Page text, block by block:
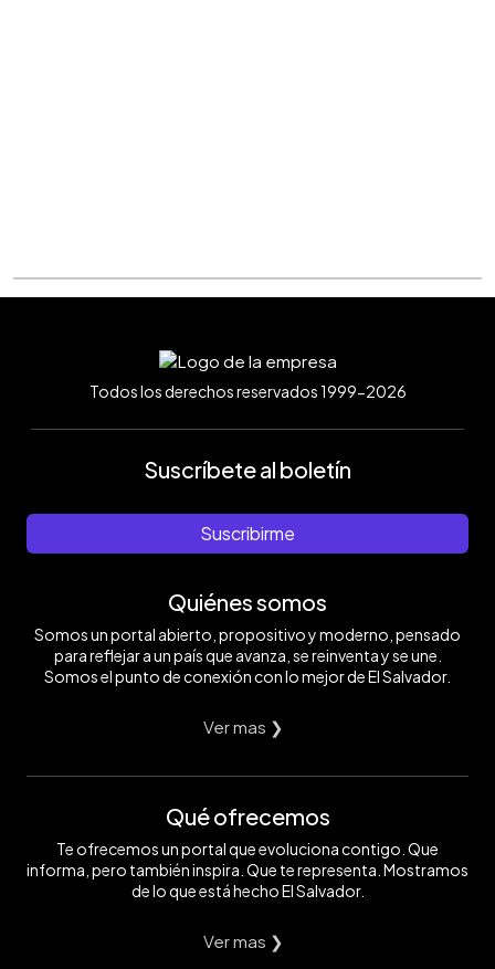
Todos los derechos reservados 1999-2026
Suscríbete al boletín
Suscribirme
Quiénes somos
Somos un portal abierto, propositivo y moderno, pensado
para reflejar a un país que avanza, se reinventa y se une.
Somos el punto de conexión con lo mejor de El Salvador.
Ver mas ❯
Qué ofrecemos
Te ofrecemos un portal que evoluciona contigo. Que
informa, pero también inspira. Que te representa. Mostramos
de lo que está hecho El Salvador.
Ver mas ❯